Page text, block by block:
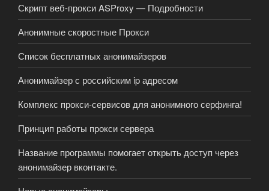
Скрипт веб-прокси ASProxy — Подробности
Анонимные скоростные Прокси
Список бесплатных анонимайзеров
Анонимайзер с российским ip адресом
Комплекс прокси-сервисов для анонимного серфинга!
Принцип работы прокси сервера
Название программы помогает открыть доступ через
анонимайзер вконтакте.